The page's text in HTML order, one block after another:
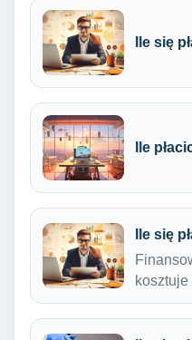
Ile się
Ile
Ile się